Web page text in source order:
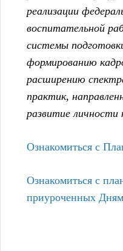
реализации
воспитательной
системы
формированию
расширению
практик,
развитие личности
Ознакомиться с
Ознакомиться с
приуроченных